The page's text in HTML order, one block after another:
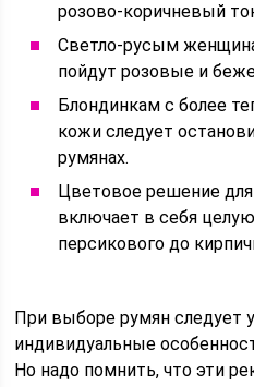
розово-коричневый
Светло-русым
пойдут розовые и
Блондинкам с более
кожи следует
румянах.
Цветовое решение
включает в себя
персикового до
При выборе румян следует
индивидуальные
Но надо помнить, что эти